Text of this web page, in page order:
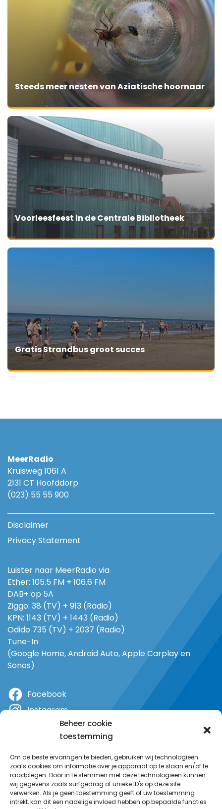
Beheer cookie
toestemming
Om de beste ervaringen te bieden, gebruiken wij technologieën
zoals cookies om informatie over je apparaat op te slaan en/of te
raadplegen. Door in te stemmen met deze technologieën kunnen
wij gegevens zoals surfgedrag of unieke ID's op deze site
verwerken. Als je geen toestemming geeft of uw toestemming
intrekt, kan dit een nadelige invloed hebben op bepaalde functies
Steeds meer nesten van Aziatische hoornaar
Voorleesfeest in de Centrale Bibliotheek
Gratis Strandbus groot succes
MeerRadio
Kruisweg 1061 A
2131 CT Hoofddorp
(023) 55 55 900
Disclaimer
Privacy Statement
Luister naar MeerRadio via
Ether: 105.5 FM + 106.6 FM
DAB+ op 5A
Ziggo: 38 (TV) + 913 (Radio)
KPN: 1143 (TV) + 1443 (Radio)
Odido 735 (TV) + 2037 (Radio)
Tune-In
(Google Home, Android Auto, Apple Carplay en
Sonos)
Facebook
Instagram
YouTube